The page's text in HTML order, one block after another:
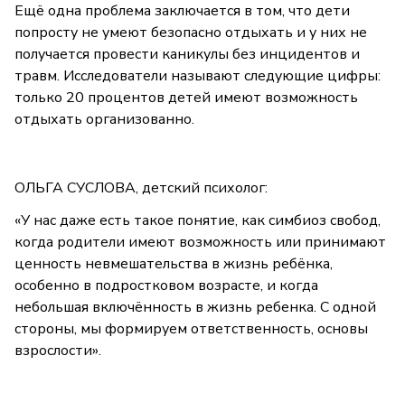
Ещё одна проблема заключается в том, что дети
попросту не умеют безопасно отдыхать и у них не
получается провести каникулы без инцидентов и
травм. Исследователи называют следующие цифры:
только 20 процентов детей имеют возможность
отдыхать организованно.
ОЛЬГА СУСЛОВА, детский психолог:
«У нас даже есть такое понятие, как симбиоз свобод,
когда родители имеют возможность или принимают
ценность невмешательства в жизнь ребёнка,
особенно в подростковом возрасте, и когда
небольшая включённость в жизнь ребенка. С одной
стороны, мы формируем ответственность, основы
взрослости».